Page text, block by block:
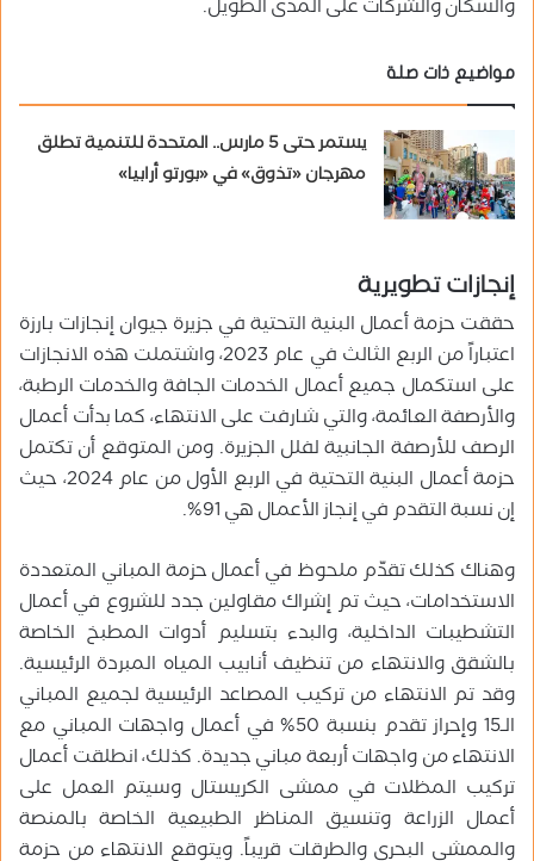
والسكان والشركات على المدى الطويل.
مواضيع ذات صلة
يستمر حتى 5 مارس.. المتحدة للتنمية تطلق
مهرجان «تذوق» في «بورتو أرابيا»
إنجازات تطويرية
حققت حزمة أعمال البنية التحتية في جزيرة جيوان إنجازات بارزة
اعتباراً من الربع الثالث في عام 2023، واشتملت هذه الانجازات
على استكمال جميع أعمال الخدمات الجافة والخدمات الرطبة،
والأرصفة العائمة، والتي شارفت على الانتهاء، كما بدأت أعمال
الرصف للأرصفة الجانبية لفلل الجزيرة. ومن المتوقع أن تكتمل
حزمة أعمال البنية التحتية في الربع الأول من عام 2024، حيث
إن نسبة التقدم في إنجاز الأعمال هي 91%.
وهناك كذلك تقدّم ملحوظ في أعمال حزمة المباني المتعددة
الاستخدامات، حيث تم إشراك مقاولين جدد للشروع في أعمال
التشطيبات الداخلية، والبدء بتسليم أدوات المطبخ الخاصة
بالشقق والانتهاء من تنظيف أنابيب المياه المبردة الرئيسية.
وقد تم الانتهاء من تركيب المصاعد الرئيسية لجميع المباني
الـ15 وإحراز تقدم بنسبة 50% في أعمال واجهات المباني مع
الانتهاء من واجهات أربعة مباني جديدة. كذلك، انطلقت أعمال
تركيب المظلات في ممشى الكريستال وسيتم العمل على
أعمال الزراعة وتنسيق المناظر الطبيعية الخاصة بالمنصة
والممشى البحري والطرقات قريباً. ويتوقع الانتهاء من حزمة